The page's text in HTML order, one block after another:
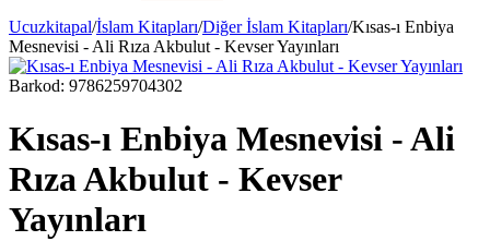
Ucuzkitapal/İslam Kitapları/Diğer İslam Kitapları/Kısas-ı Enbiya
Mesnevisi - Ali Rıza Akbulut - Kevser Yayınları
Barkod: 9786259704302
Kısas-ı Enbiya Mesnevisi - Ali
Rıza Akbulut - Kevser
Yayınları